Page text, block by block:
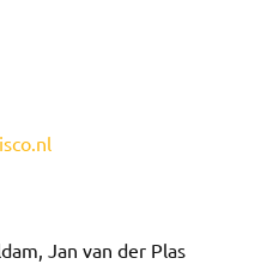
Jan van der Plas